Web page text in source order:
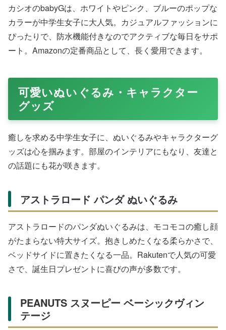
Amazonで購入する
サンリオキャラクター入りのJ-AXISウォッチは、可愛い
デザインで腕元をおしゃれに。10気圧防水で日常使いに
ナップがあり、友達とシェアしたくなる人気ぶりです。
カシオ babyG ウォッチ